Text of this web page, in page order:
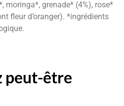
moringa*, grenade* (4%), rose*
fleur d’oranger). *ingrédients
peut-être